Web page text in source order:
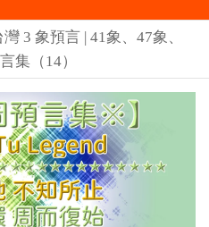
君寰
宇傳
奇官
網
亞-
個
個
是
救
世
主
3 象預言 | 41象、47象、
集（14）